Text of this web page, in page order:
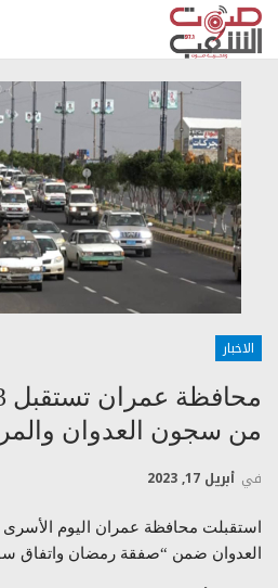
الاخبار
من سجون العدوان
في أبريل 17, 2023
استقبلت محافظة عمران اليوم
العدوان ضمن “صفقة رمضان واتفاق